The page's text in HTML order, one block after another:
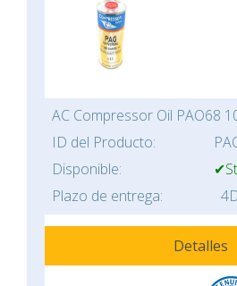
AC Compressor Oil PAO68
ID del Producto:
Disponible:
Plazo de entrega:
Detalles